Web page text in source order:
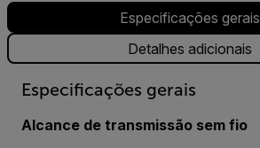
Especificações gerais
Detalhes adicionais
Especificações gerais
Alcance de transmissão sem fio